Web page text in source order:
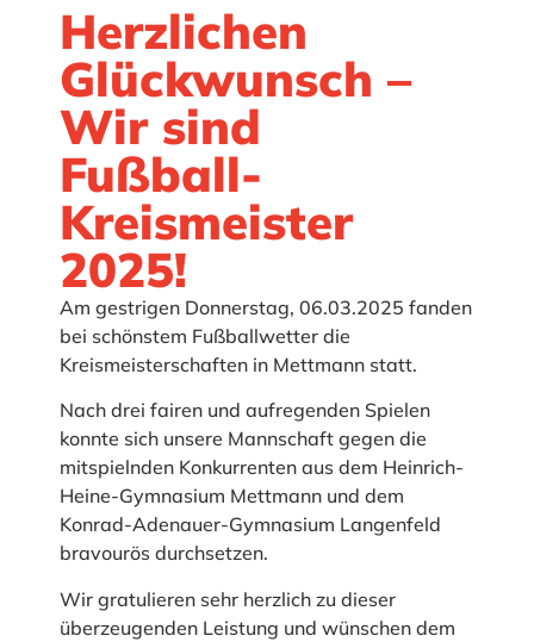
Herzlichen
Glückwunsch –
Wir sind
Fußball-
Kreismeister
2025!
Am gestrigen Donnerstag, 06.03.2025 fanden
bei schönstem Fußballwetter die
Kreismeisterschaften in Mettmann statt.
Nach drei fairen und aufregenden Spielen
konnte sich unsere Mannschaft gegen die
mitspielnden Konkurrenten aus dem Heinrich-
Heine-Gymnasium Mettmann und dem
Konrad-Adenauer-Gymnasium Langenfeld
bravourös durchsetzen.
Wir gratulieren sehr herzlich zu dieser
überzeugenden Leistung und wünschen dem